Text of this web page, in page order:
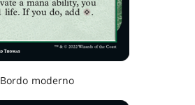
Bordo moderno